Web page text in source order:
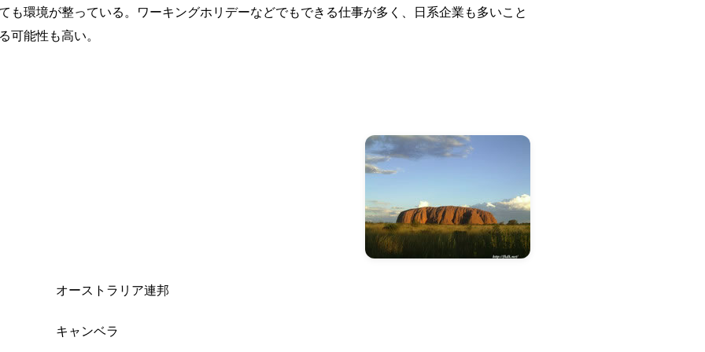
も環境が整っている。ワーキングホリデーなどでもできる仕事が多く、日系企業も多いこと
可能性も高い。
オーストラリア連邦
キャンベラ